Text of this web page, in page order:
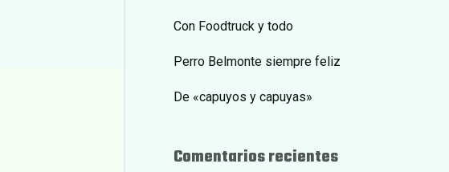
Con Foodtruck y todo
Perro Belmonte siempre feliz
De «capuyos y capuyas»
Comentarios recientes